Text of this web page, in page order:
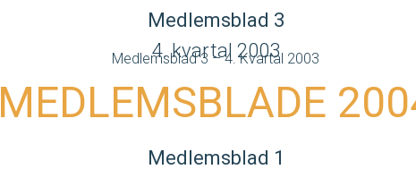
Medlemsblad 3
4. kvartal 2003
Medlemsblad 3 – 4. Kvartal 2003
MEDLEMSBLADE
Medlemsblad 1